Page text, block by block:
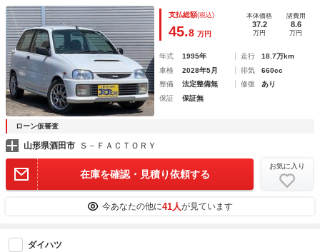
ジン！！爆速６４馬力！高トルク１０．２ｋｇ．ｍ 社外マフ
ラー
支払総額(税込)
45.8 万円
本体価格
37.2
万円
諸費用
8.6
万円
年式 1995年 走行
18.7万km
車検
2028年5月 排気
660cc
整備
法定整備無 修復
あり
保証
保証無
ローン仮審査
山形県酒田市 Ｓ－ＦＡＣＴＯＲＹ
在庫を確認・見積り依頼する
お気に入り
今あなたの他に41人が見ています
ダイハツ